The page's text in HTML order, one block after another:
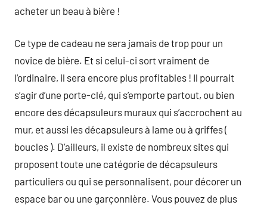
acheter un beau à bière !
Ce type de cadeau ne sera jamais de trop pour un
novice de bière. Et si celui-ci sort vraiment de
l’ordinaire, il sera encore plus profitables ! Il pourrait
s’agir d’une porte-clé, qui s’emporte partout, ou bien
encore des décapsuleurs muraux qui s’accrochent au
mur, et aussi les décapsuleurs à lame ou à griffes (
boucles ). D’ailleurs, il existe de nombreux sites qui
proposent toute une catégorie de décapsuleurs
particuliers ou qui se personnalisent, pour décorer un
espace bar ou une garçonnière. Vous pouvez de plus